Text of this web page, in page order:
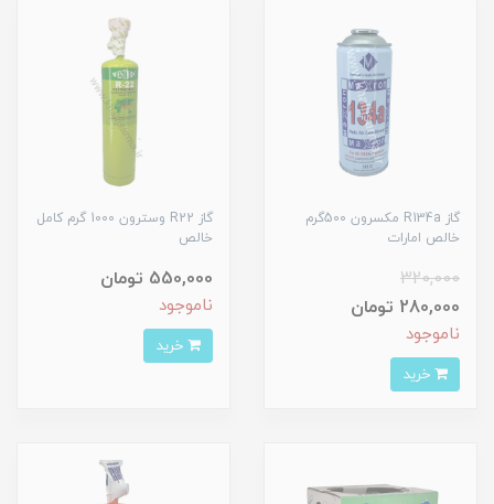
گاز R134a مکسرون 500گرم
خالص امارات
320,000
280,000 تومان
ناموجود
گاز R22 وسترون 1000 گرم کامل
خالص
550,000 تومان
ناموجود